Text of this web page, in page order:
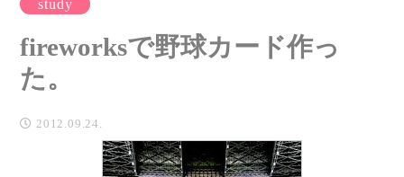
study
fireworksで野球カード作っ
た。
2012.09.24.